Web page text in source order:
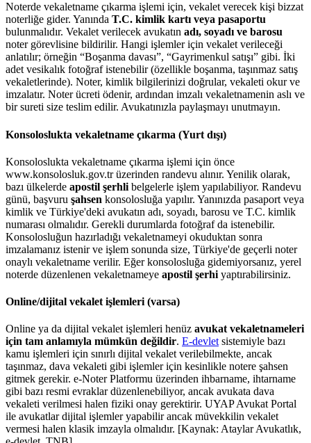
Noterde vekaletname çıkarma işlemi için, vekalet verecek kişi bizzat
noterliğe gider. Yanında T.C. kimlik kartı veya pasaportu
bulunmalıdır. Vekalet verilecek avukatın adı, soyadı ve barosu
noter görevlisine bildirilir. Hangi işlemler için vekalet verileceği
anlatılır; örneğin “Boşanma davası”, “Gayrimenkul satışı” gibi. İki
adet vesikalık fotoğraf istenebilir (özellikle boşanma, taşınmaz satış
vekaletlerinde). Noter, kimlik bilgilerinizi doğrular, vekaleti okur ve
imzalatır. Noter ücreti ödenir, ardından imzalı vekaletnamenin aslı ve
bir sureti size teslim edilir. Avukatınızla paylaşmayı unutmayın.
Konsoloslukta vekaletname çıkarma (Yurt dışı)
Konsoloslukta vekaletname çıkarma işlemi için önce
www.konsolosluk.gov.tr üzerinden randevu alınır. Yenilik olarak,
bazı ülkelerde apostil şerhli belgelerle işlem yapılabiliyor. Randevu
günü, başvuru şahsen konsolosluğa yapılır. Yanınızda pasaport veya
kimlik ve Türkiye'deki avukatın adı, soyadı, barosu ve T.C. kimlik
numarası olmalıdır. Gerekli durumlarda fotoğraf da istenebilir.
Konsolosluğun hazırladığı vekaletnameyi okuduktan sonra
imzalamanız istenir ve işlem sonunda size, Türkiye'de geçerli noter
onaylı vekaletname verilir. Eğer konsolosluğa gidemiyorsanız, yerel
noterde düzenlenen vekaletnameye apostil şerhi yaptırabilirsiniz.
Online/dijital vekalet işlemleri (varsa)
Online ya da dijital vekalet işlemleri henüz avukat vekaletnameleri
için tam anlamıyla mümkün değildir. E-devlet sistemiyle bazı
kamu işlemleri için sınırlı dijital vekalet verilebilmekte, ancak
taşınmaz, dava vekaleti gibi işlemler için kesinlikle notere şahsen
gitmek gerekir. e-Noter Platformu üzerinden ihbarname, ihtarname
gibi bazı resmi evraklar düzenlenebiliyor, ancak avukata dava
vekaleti verilmesi halen fiziki onay gerektirir. UYAP Avukat Portal
ile avukatlar dijital işlemler yapabilir ancak müvekkilin vekalet
vermesi halen klasik imzayla olmalıdır. [Kaynak: Ataylar Avukatlık,